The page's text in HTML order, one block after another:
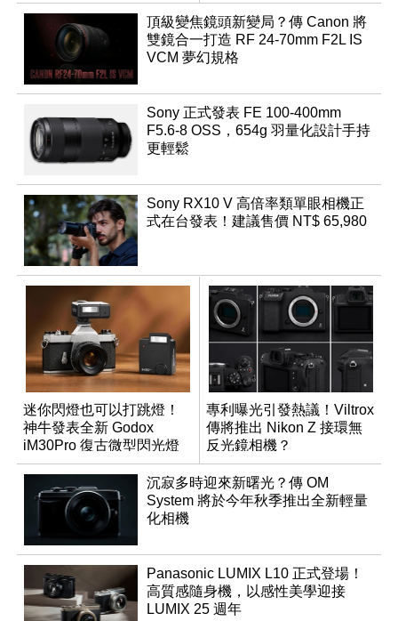
頂級變焦鏡頭新變局？傳 Canon 將
雙鏡合一打造 RF 24-70mm F2L IS
VCM 夢幻規格
Sony 正式發表 FE 100-400mm
F5.6-8 OSS，654g 羽量化設計手持
更輕鬆
Sony RX10 V 高倍率類單眼相機正
式在台發表！建議售價 NT$ 65,980
迷你閃燈也可以打跳燈！
神牛發表全新 Godox
iM30Pro 復古微型閃光燈
專利曝光引發熱議！Viltrox
傳將推出 Nikon Z 接環無
反光鏡相機？
沉寂多時迎來新曙光？傳 OM
System 將於今年秋季推出全新輕量
化相機
Panasonic LUMIX L10 正式登場！
高質感隨身機，以感性美學迎接
LUMIX 25 週年